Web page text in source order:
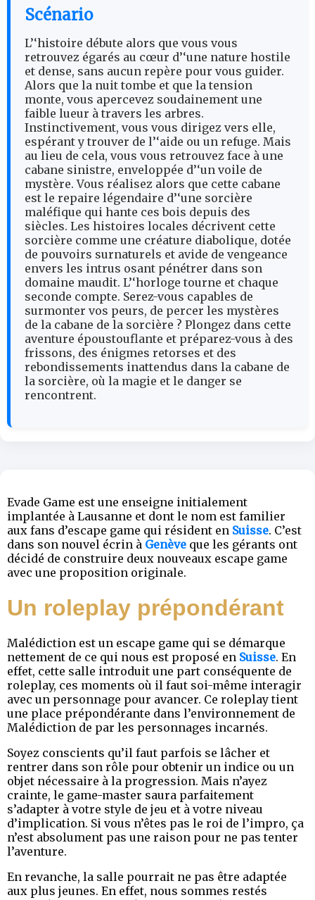
Scénario
L’‘histoire débute alors que vous vous
retrouvez égarés au cœur d’‘une nature hostile
et dense, sans aucun repère pour vous guider.
Alors que la nuit tombe et que la tension
monte, vous apercevez soudainement une
faible lueur à travers les arbres.
Instinctivement, vous vous dirigez vers elle,
espérant y trouver de l’‘aide ou un refuge. Mais
au lieu de cela, vous vous retrouvez face à une
cabane sinistre, enveloppée d’‘un voile de
mystère. Vous réalisez alors que cette cabane
est le repaire légendaire d’‘une sorcière
maléfique qui hante ces bois depuis des
siècles. Les histoires locales décrivent cette
sorcière comme une créature diabolique, dotée
de pouvoirs surnaturels et avide de vengeance
envers les intrus osant pénétrer dans son
domaine maudit. L’‘horloge tourne et chaque
seconde compte. Serez-vous capables de
surmonter vos peurs, de percer les mystères
de la cabane de la sorcière ? Plongez dans cette
aventure époustouflante et préparez-vous à des
frissons, des énigmes retorses et des
rebondissements inattendus dans la cabane de
la sorcière, où la magie et le danger se
rencontrent.
Evade Game est une enseigne initialement
implantée à Lausanne et dont le nom est familier
aux fans d’escape game qui résident en Suisse. C’est
dans son nouvel écrin à Genève que les gérants ont
décidé de construire deux nouveaux escape game
avec une proposition originale.
Un roleplay prépondérant
Malédiction est un escape game qui se démarque
nettement de ce qui nous est proposé en Suisse. En
effet, cette salle introduit une part conséquente de
roleplay, ces moments où il faut soi-même interagir
avec un personnage pour avancer. Ce roleplay tient
une place prépondérante dans l’environnement de
Malédiction de par les personnages incarnés.
Soyez conscients qu’il faut parfois se lâcher et
rentrer dans son rôle pour obtenir un indice ou un
objet nécessaire à la progression. Mais n’ayez
crainte, le game-master saura parfaitement
s’adapter à votre style de jeu et à votre niveau
d’implication. Si vous n’êtes pas le roi de l’impro, ça
n’est absolument pas une raison pour ne pas tenter
l’aventure.
En revanche, la salle pourrait ne pas être adaptée
aux plus jeunes. En effet, nous sommes restés